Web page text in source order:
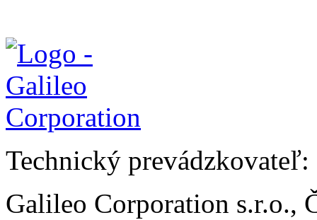
Technický prevádzkovateľ:
Galileo Corporation s.r.o.,